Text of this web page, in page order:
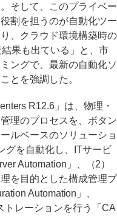
そして、このプライベー
割を担うのが自動化ツー
、クラウド環境構築時の
果も出ている」と、市
ングで、最新の自動化ソ
とを強調した。
R12.6」は、物理・
理のプロセスを、ボタン
ルベースのソリューショ
グを自動化し、ITサービ
Automation」、（2）
を目的とした構成管理プ
Automation」、
トレーションを行う「CA